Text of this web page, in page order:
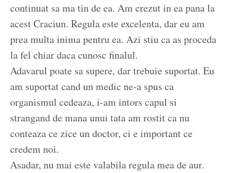
continuat sa ma tin de ea. Am crezut in ea pana la
acest Craciun. Regula este excelenta, dar eu am
prea multa inima pentru ea. Azi stiu ca as proceda
la fel chiar daca cunosc finalul.
Adavarul poate sa supere, dar trebuie suportat. Eu
am suportat cand un medic ne-a spus ca
organismul cedeaza, i-am intors capul si
strangand de mana unui tata am rostit ca nu
conteaza ce zice un doctor, ci e important ce
credem noi.
Asadar, nu mai este valabila regula mea de aur.